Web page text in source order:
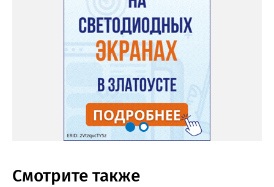
Смотрите также